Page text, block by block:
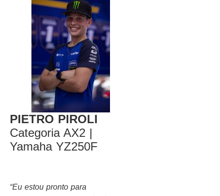
PIETRO PIROLI
Categoria AX2 |
Yamaha YZ250F
“Eu estou pronto para